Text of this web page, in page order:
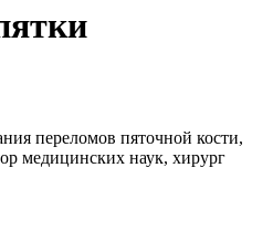
переломов пяточной кости,
медицинских наук, хирург